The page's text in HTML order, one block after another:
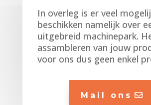
In overleg is er veel
beschikken namelijk over
uitgebreid machinepark.
assambleren van jouw
voor ons dus geen enkel
Mail ons